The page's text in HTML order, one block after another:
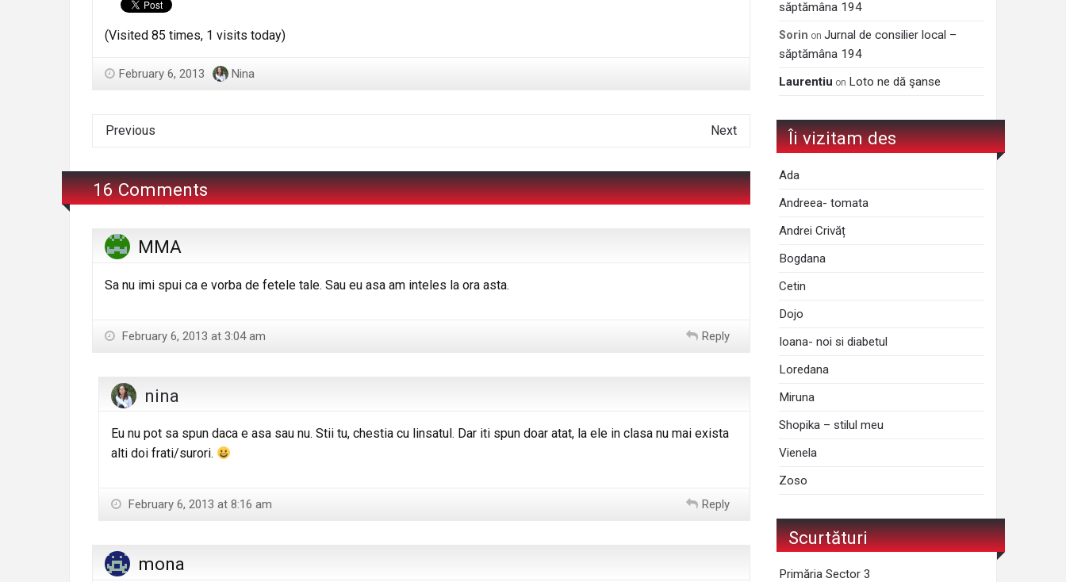
(Visited 85 times, 1 visits today)
February 6, 2013 Nina
Previous Next
16 Comments
MMA
Sa nu imi spui ca e vorba de fetele tale. Sau eu asa am inteles la ora asta.
February 6, 2013 at 3:04 am Reply
nina
Eu nu pot sa spun daca e asa sau nu. Stii tu, chestia cu linsatul. Dar iti spun doar atat, la ele in clasa nu mai exista
alti doi frati/surori.
February 6, 2013 at 8:16 am Reply
mona
săptămâna 194
Sorin onJurnal de consilier local –
săptămâna 194
Laurentiu on Loto ne dă şanse
Îi vizitam des
Ada
Andreea- tomata
Andrei Crivăț
Bogdana
Cetin
Dojo
Ioana- noi si diabetul
Loredana
Miruna
Shopika – stilul meu
Vienela
Zoso
Scurtături
Primăria Sector 3